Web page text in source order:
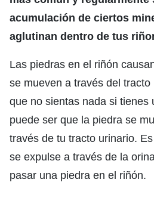
acumulación de ciertos
aglutinan dentro de tus
Las piedras en el riñón
se mueven a través del
que no sientas nada si tienes
puede ser que la piedra se
través de tu tracto urinario.
se expulse a través de la
pasar una piedra en el riñón.